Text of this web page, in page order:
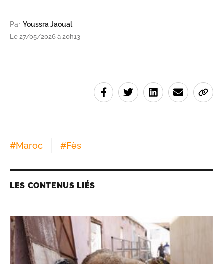
Par Youssra Jaoual
Le 27/05/2026 à 20h13
#Maroc #Fès
LES CONTENUS LIÉS